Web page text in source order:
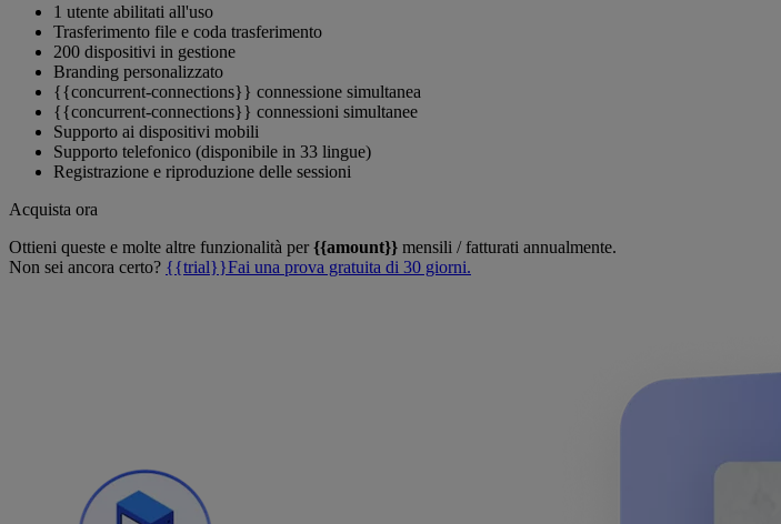
1 utente abilitati all'uso
Trasferimento file e coda trasferimento
200 dispositivi in gestione
Branding personalizzato
{{concurrent-connections}} connessione simultanea
{{concurrent-connections}} connessioni simultanee
Supporto ai dispositivi mobili
Supporto telefonico (disponibile in 33 lingue)
Registrazione e riproduzione delle sessioni
Acquista ora
Ottieni queste e molte altre funzionalità per{{amount}} mensili / fatturati annualmente.
Non sei ancora certo? {{trial}}Fai una prova gratuita di 30 giorni.